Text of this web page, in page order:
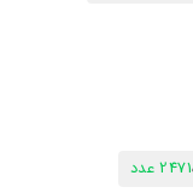
2471 عدد